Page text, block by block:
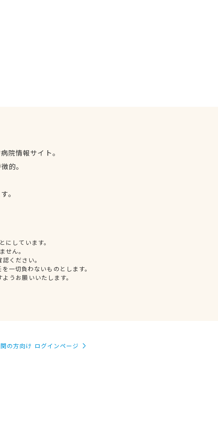
院情報サイト。
的。
。
しています。
せん。
ください。
一切負わないものとします。
うお願いいたします。
の方向け ログインページ